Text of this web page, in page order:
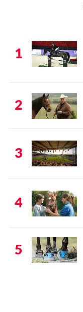
1
2
3
4
5